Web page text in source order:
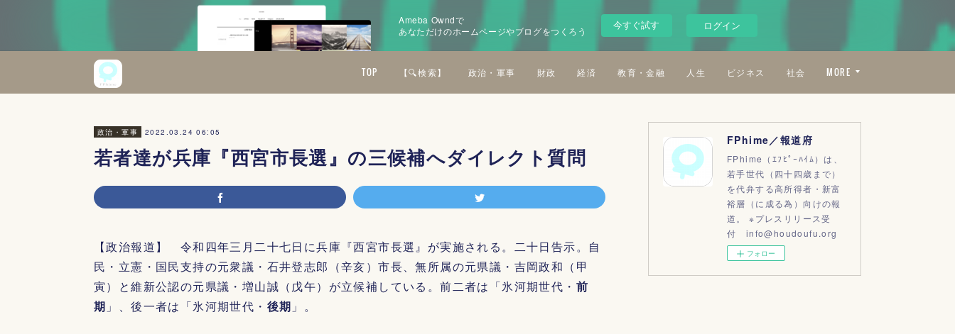
Ameba Owndで
あなただけのホームページやブログをつくろう
今すぐ試す ログイン
TOP 【🔍検索】 政治・軍事 財政 経済 教育・金融 人生 ビジネス 社会 MORE
政治・軍事 2022.03.24 06:05
若者達が兵庫『西宮市長選』の三候補へダイレクト質問
【政治報道】 令和四年三月二十七日に兵庫『西宮市長選』が実施される。二十日告示。自
民・立憲・国民支持の元衆議・石井登志郎（辛亥）市長、無所属の元県議・吉岡政和（甲
寅）と維新公認の元県議・増山誠（戊午）が立候補している。前二者は「氷河期世代・ 前
期 」、後一者は「氷河期世代・ 後期 」。
FPhime／報道府
FPhime（ｴﾌﾋﾟｰﾊｲﾑ）は、
若手世代（四十四歳まで）
を代弁する高所得者・新富
裕層（に成る為）向けの報
道。 ※プレスリリース受
付 info@houdoufu.org
フォロー